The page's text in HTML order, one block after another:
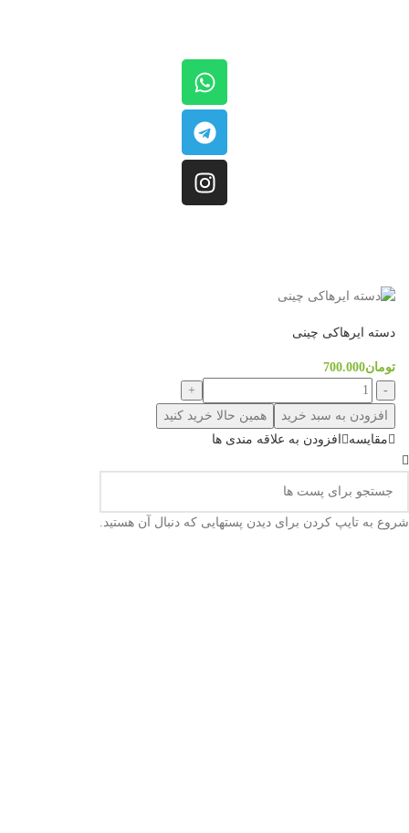
دسته ایرهاکی چینی
تومان700.000
افزودن به سبد خرید
همین حالا خرید کنید
مقایسه
افزودن به علاقه مندی ها
شروع به تایپ کردن برای دیدن پستهایی که دنبال آن هستید.